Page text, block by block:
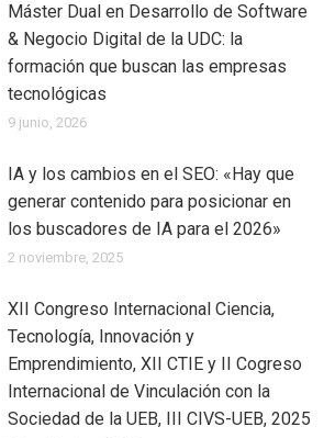
Máster Dual en Desarrollo de Software
& Negocio Digital de la UDC: la
formación que buscan las empresas
tecnológicas
9 junio, 2026
IA y los cambios en el SEO: «Hay que
generar contenido para posicionar en
los buscadores de IA para el 2026»
2 noviembre, 2025
XII Congreso Internacional Ciencia,
Tecnología, Innovación y
Emprendimiento, XII CTIE y II Cogreso
Internacional de Vinculación con la
Sociedad de la UEB, III CIVS-UEB, 2025